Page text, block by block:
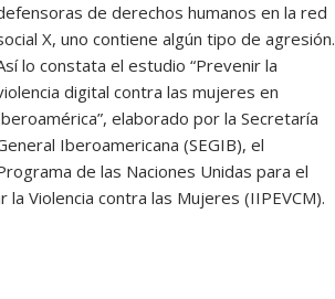
de derechos humanos en la red
X, uno contiene algún tipo de agresión.
lo constata el estudio “Prevenir la
digital contra las mujeres en
elaborado por la Secretaría
Iberoamericana (SEGIB), el
de las Naciones Unidas para el
Violencia contra las Mujeres (IIPEVCM).